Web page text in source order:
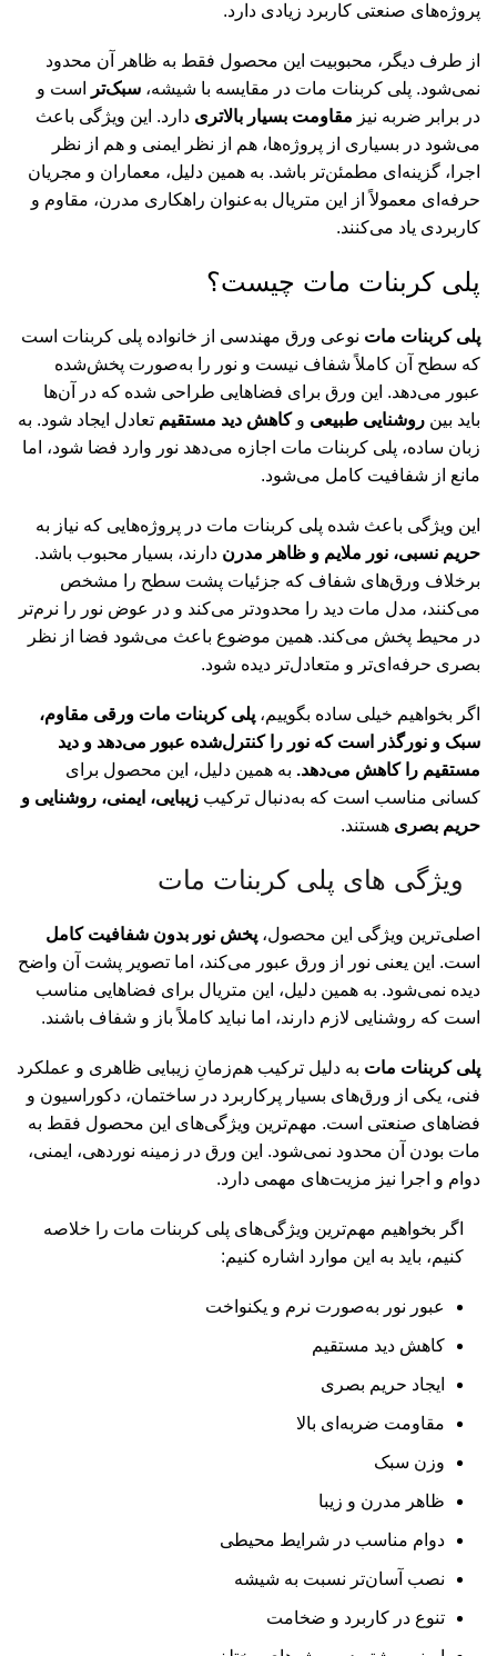
پروژه‌های صنعتی کاربرد زیادی دارد.
از طرف دیگر، محبوبیت این محصول فقط به ظاهر آن محدود
نمی‌شود. پلی کربنات مات در مقایسه با شیشه، سبک‌تر
است و
در برابر ضربه نیز مقاومت بسیار بالاتری دارد. این ویژگی باعث
می‌شود در بسیاری از پروژه‌ها، هم از نظر ایمنی و هم از نظر
اجرا، گزینه‌ای مطمئن‌تر باشد. به همین دلیل، معماران و مجریان
حرفه‌ای معمولاً از این متریال به‌عنوان راهکاری مدرن، مقاوم و
کاربردی یاد می‌کنند.
پلی کربنات مات چیست؟
پلی کربنات مات نوعی ورق مهندسی از خانواده پلی کربنات است
که سطح آن کاملاً شفاف نیست و نور را به‌صورت پخش‌شده
عبور می‌دهد. این ورق برای فضاهایی طراحی شده که در آن‌ها
باید بین روشنایی طبیعی وکاهش دید مستقیم تعادل ایجاد شود. به
زبان ساده، پلی کربنات مات اجازه می‌دهد نور وارد فضا شود، اما
مانع از شفافیت کامل می‌شود.
این ویژگی باعث شده پلی کربنات مات در پروژه‌هایی که نیاز به
حریم نسبی، نور ملایم و ظاهر مدرن دارند، بسیار محبوب باشد.
برخلاف ورق‌های شفاف که جزئیات پشت سطح را مشخص
می‌کنند، مدل مات دید را محدودتر می‌کند و در عوض نور را نرم‌تر
در محیط پخش می‌کند. همین موضوع باعث می‌شود فضا از نظر
بصری حرفه‌ای‌تر و متعادل‌تر دیده شود.
اگر بخواهیم خیلی ساده بگوییم، پلی کربنات مات ورقی مقاوم،
سبک و نورگذر است که نور را کنترل‌شده عبور می‌دهد و دید
مستقیم را کاهش می‌دهد. به همین دلیل، این محصول برای
کسانی مناسب است که به‌دنبال ترکیب زیبایی، ایمنی، روشنایی و
حریم بصری هستند.
ویژگی های پلی کربنات مات
اصلی‌ترین ویژگی این محصول، پخش نور بدون شفافیت کامل
است. این یعنی نور از ورق عبور می‌کند، اما تصویر پشت آن واضح
دیده نمی‌شود. به همین دلیل، این متریال برای فضاهایی مناسب
است که روشنایی لازم دارند، اما نباید کاملاً باز و شفاف باشند.
پلی کربنات مات به دلیل ترکیب هم‌زمانِ زیبایی ظاهری و عملکرد
فنی، یکی از ورق‌های بسیار پرکاربرد در ساختمان، دکوراسیون و
فضاهای صنعتی است. مهم‌ترین ویژگی‌های این محصول فقط به
مات بودن آن محدود نمی‌شود. این ورق در زمینه نوردهی، ایمنی،
دوام و اجرا نیز مزیت‌های مهمی دارد.
اگر بخواهیم مهم‌ترین ویژگی‌های پلی کربنات مات را خلاصه
کنیم، باید به این موارد اشاره کنیم:
عبور نور به‌صورت نرم و یکنواخت
کاهش دید مستقیم
ایجاد حریم بصری
مقاومت ضربه‌ای بالا
وزن سبک
ظاهر مدرن و زیبا
دوام مناسب در شرایط محیطی
نصب آسان‌تر نسبت به شیشه
تنوع در کاربرد و ضخامت